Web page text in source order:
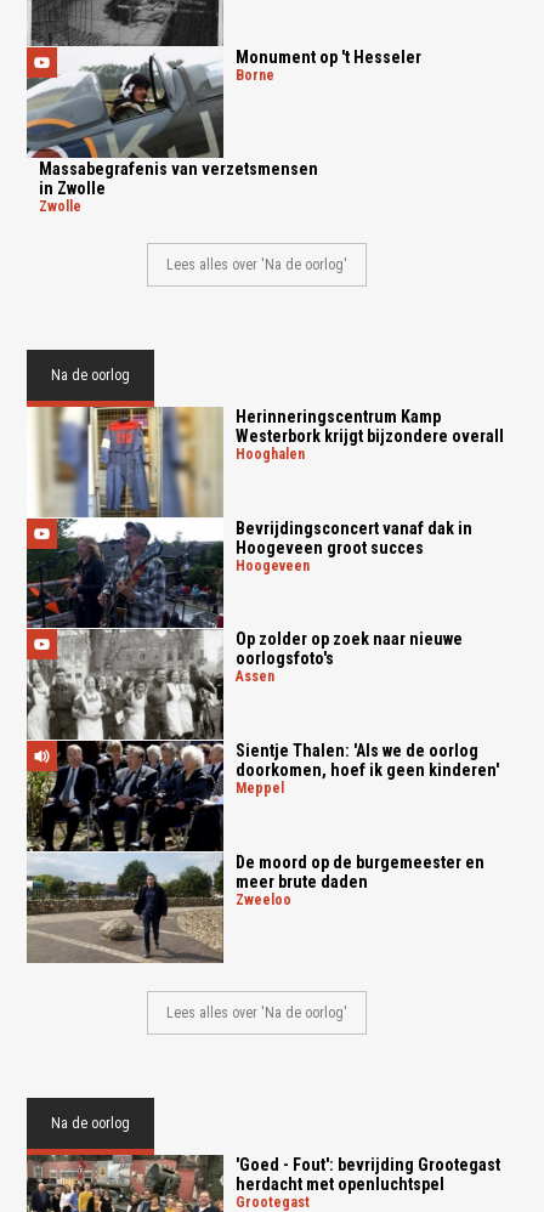
Monument op 't Hesseler
borne
Massabegrafenis van verzetsmensen
in Zwolle
zwolle
Lees alles over 'Na de oorlog'
Na de oorlog
Herinneringscentrum Kamp
Westerbork krijgt bijzondere overall
hooghalen
Bevrijdingsconcert vanaf dak in
Hoogeveen groot succes
hoogeveen
Op zolder op zoek naar nieuwe
oorlogsfoto's
assen
Sientje Thalen: 'Als we de oorlog
doorkomen, hoef ik geen kinderen'
meppel
De moord op de burgemeester en
meer brute daden
zweeloo
Lees alles over 'Na de oorlog'
Na de oorlog
'Goed - Fout': bevrijding Grootegast
herdacht met openluchtspel
grootegast